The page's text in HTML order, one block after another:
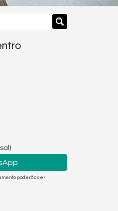
poderão ser